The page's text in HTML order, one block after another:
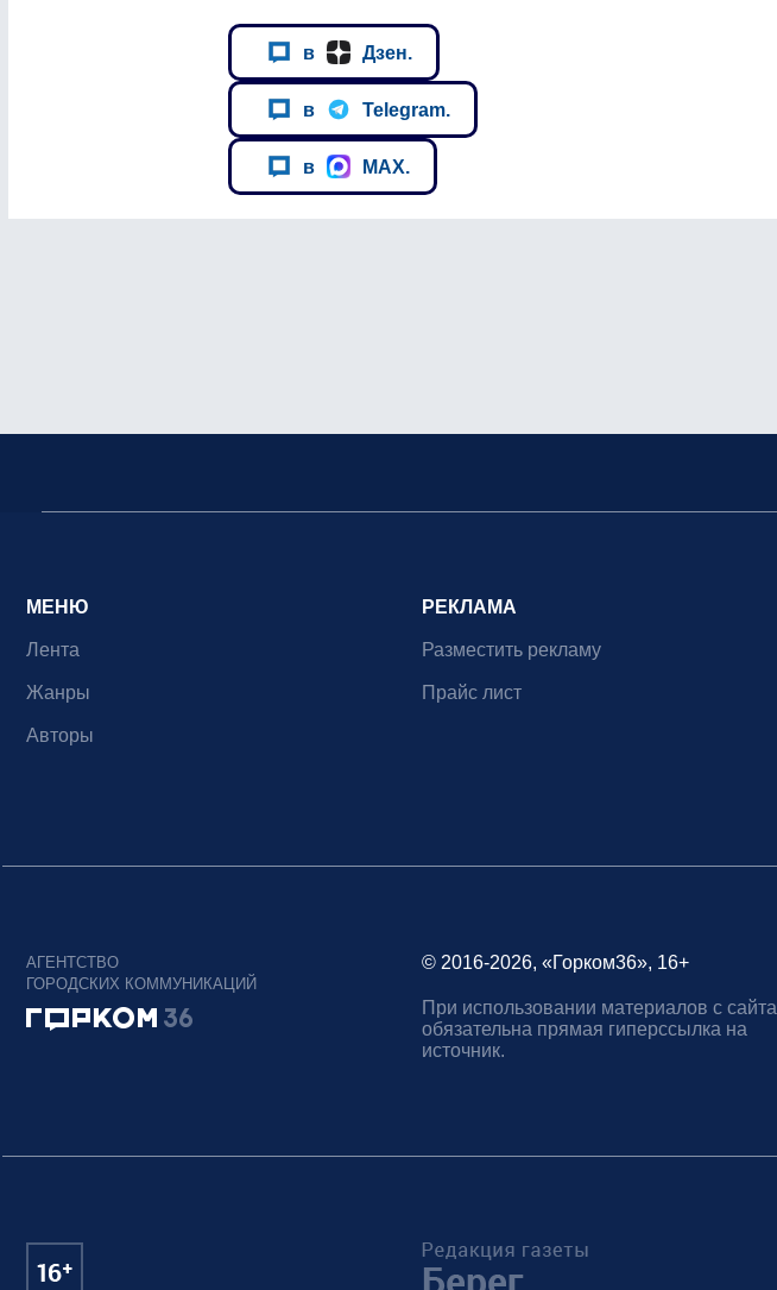
в Дзен.
в Telegram.
в MAX.
МЕНЮ
Лента
Жанры
Авторы
РЕКЛАМА
Разместить рекламу
Прайс лист
АГЕНТСТВО
ГОРОДСКИХ КОММУНИКАЦИЙ
© 2016-2026, «Горком36», 16+
При использовании материалов с сайта
обязательна прямая гиперссылка на
источник.